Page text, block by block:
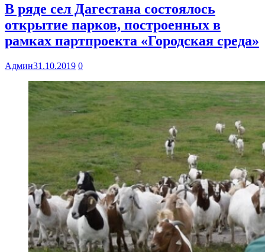
В ряде сел Дагестана состоялось
открытие парков, построенных в
рамках партпроекта «Городская среда»
Админ31.10.2019 0